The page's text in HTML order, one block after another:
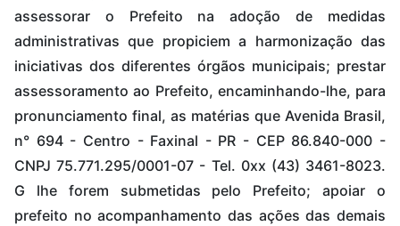
assessorar o Prefeito na adoção de medidas
administrativas que propiciem a harmonização das
iniciativas dos diferentes órgãos municipais; prestar
assessoramento ao Prefeito, encaminhando-lhe, para
pronunciamento final, as matérias que Avenida Brasil,
n° 694 - Centro - Faxinal - PR - CEP 86.840-000 -
CNPJ 75.771.295/0001-07 - Tel. 0xx (43) 3461-8023.
G lhe forem submetidas pelo Prefeito; apoiar o
prefeito no acompanhamento das ações das demais